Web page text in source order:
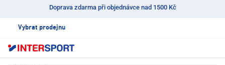
Doprava zdarma při objednávce nad 1500 Kč
Vybrat prodejnu